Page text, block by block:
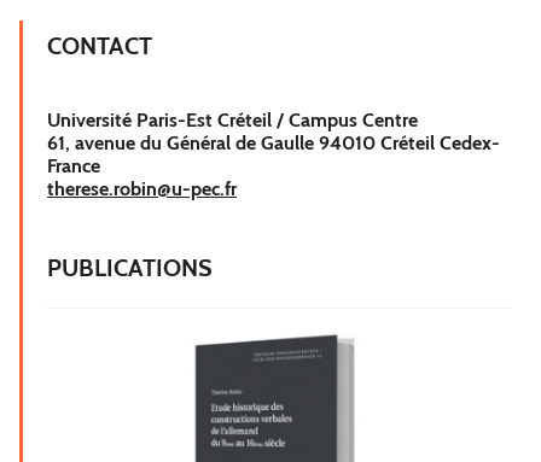
CONTACT
Université Paris-Est Créteil / Campus Centre
61, avenue du Général de Gaulle 94010 Créteil Cedex-
France
therese.robin@u-pec.fr
PUBLICATIONS